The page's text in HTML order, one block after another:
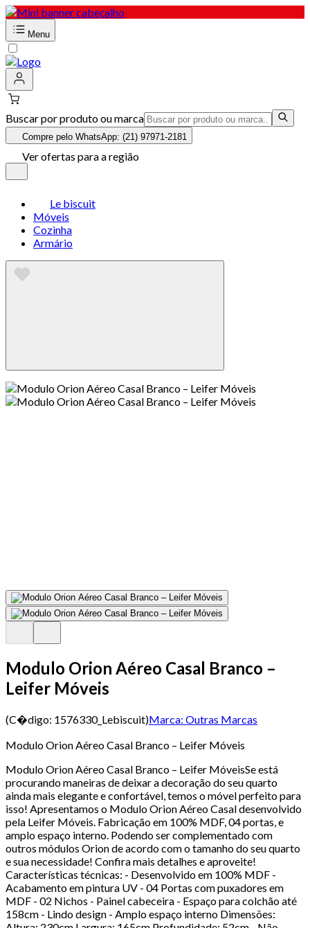
Menu
Buscar por produto ou marca
Compre pelo WhatsApp: (21) 97971-2181
Ver ofertas para a região
Le biscuit
Móveis
Cozinha
Armário
Modulo Orion Aéreo Casal Branco –
Leifer Móveis
(C�digo: 1576330_Lebiscuit)Marca: Outras Marcas
Modulo Orion Aéreo Casal Branco – Leifer Móveis
Modulo Orion Aéreo Casal Branco – Leifer MóveisSe está
procurando maneiras de deixar a decoração do seu quarto
ainda mais elegante e confortável, temos o móvel perfeito para
isso! Apresentamos o Modulo Orion Aéreo Casal desenvolvido
pela Leifer Móveis. Fabricação em 100% MDF, 04 portas, e
amplo espaço interno. Podendo ser complementado com
outros módulos Orion de acordo com o tamanho do seu quarto
e sua necessidade! Confira mais detalhes e aproveite!
Características técnicas: - Desenvolvido em 100% MDF -
Acabamento em pintura UV - 04 Portas com puxadores em
MDF - 02 Nichos - Painel cabeceira - Espaço para colchão até
158cm - Lindo design - Amplo espaço interno Dimensões: